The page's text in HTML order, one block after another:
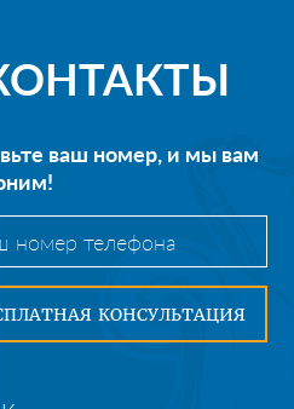
ваш номер, и мы вам